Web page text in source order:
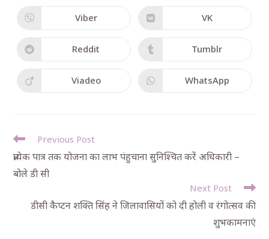
Viber VK
Reddit Tumblr
Viadeo WhatsApp
Previous Post
प्रत्येक पात्र तक योजना का लाभ पंहुचाना सुनिश्चित करें अधिकारी –
बोले डी सी
Next Post
डीसी कैप्टन शक्ति सिंह ने जिलावासियों को दी होली व रंगोत्सव की
शुभकामनाएं